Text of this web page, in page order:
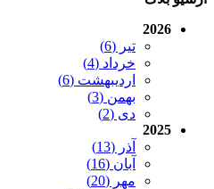
2026
تیر (6)
خرداد (4)
اردیبهشت (6)
بهمن (3)
دی (2)
2025
آذر (13)
آبان (16)
مهر (20)